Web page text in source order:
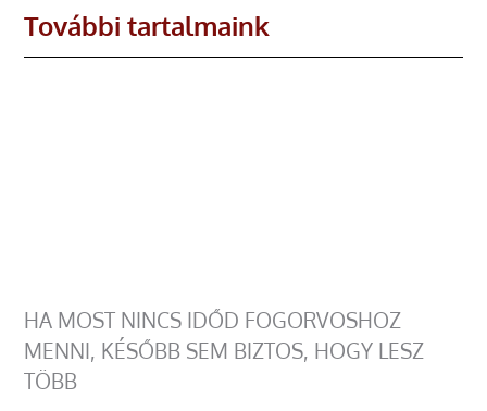
További tartalmaink
HA MOST NINCS IDŐD FOGORVOSHOZ
MENNI, KÉSŐBB SEM BIZTOS, HOGY LESZ
TÖBB